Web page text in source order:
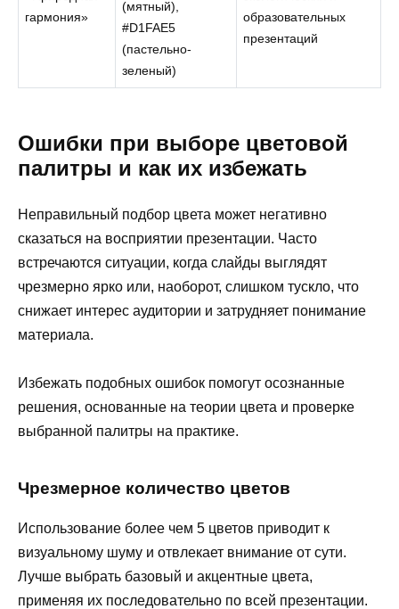
гармония»
(мятный),
#D1FAE5
(пастельно-
зеленый)
образовательных
презентаций
Ошибки при выборе цветовой
палитры и как их избежать
Неправильный подбор цвета может негативно
сказаться на восприятии презентации. Часто
встречаются ситуации, когда слайды выглядят
чрезмерно ярко или, наоборот, слишком тускло, что
снижает интерес аудитории и затрудняет понимание
материала.
Избежать подобных ошибок помогут осознанные
решения, основанные на теории цвета и проверке
выбранной палитры на практике.
Чрезмерное количество цветов
Использование более чем 5 цветов приводит к
визуальному шуму и отвлекает внимание от сути.
Лучше выбрать базовый и акцентные цвета,
применяя их последовательно по всей презентации.